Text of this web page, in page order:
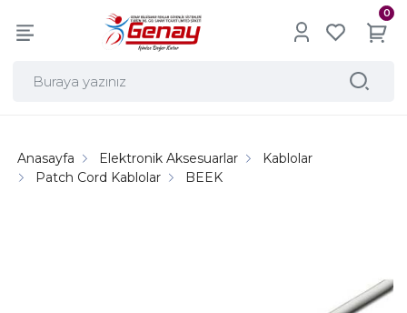
0
Anasayfa Elektronik Aksesuarlar
Kablolar
Patch Cord Kablolar
BEEK